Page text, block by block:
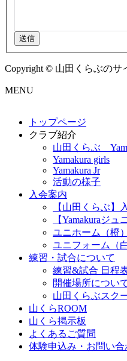
送信
Copyright © 山田くらぶのサ
MENU
トップページ
クラブ紹介
山田くらぶ
Yamakura girls
Yamakura Jr
活動の様子
入会案内
【山田くらぶ】
【Yamakuraジ
ユニホーム（橙
ユニフォーム（
練習・試合について
練習&試合 日程
開催場所につい
山田くらぶスク
山くらROOM
山くら掲示板
よくあるご質問
体験申込み・お問い合